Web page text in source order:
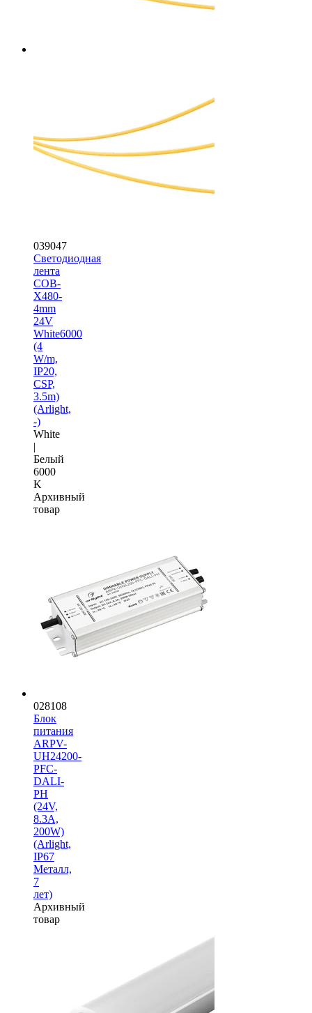
039047
Светодиодная
лента
COB-
X480-
4mm
24V
White6000
(4
W/m,
IP20,
CSP,
3.5m)
(Arlight,
-)
White
|
Белый
6000
K
Архивный
товар
028108
Блок
питания
ARPV-
UH24200-
PFC-
DALI-
PH
(24V,
8.3A,
200W)
(Arlight,
IP67
Металл,
7
лет)
Архивный
товар